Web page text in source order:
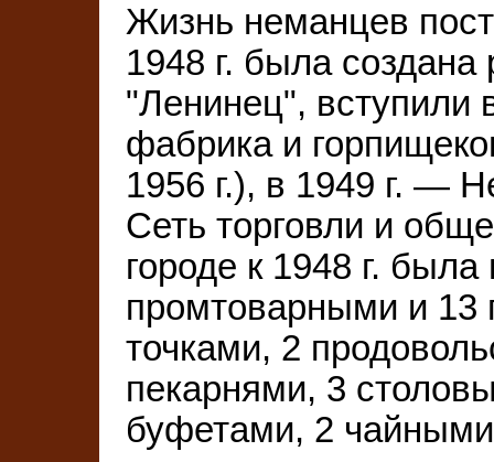
Жизнь неманцев
1948 г. была создана
"Ленинец", вступили
фабрика и
1956 г.), в 1949 г. —
Сеть торговли и
городе к 1948 г.
промтоварными и 13
точками, 2
пекарнями, 3
буфетами, 2